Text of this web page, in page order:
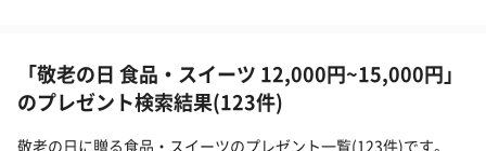
「敬老の日 食品・スイーツ 12,000円~15,000円」
のプレゼント検索結果(123件)
敬老の日に贈る食品・スイーツのプレゼント一覧(123件)です。